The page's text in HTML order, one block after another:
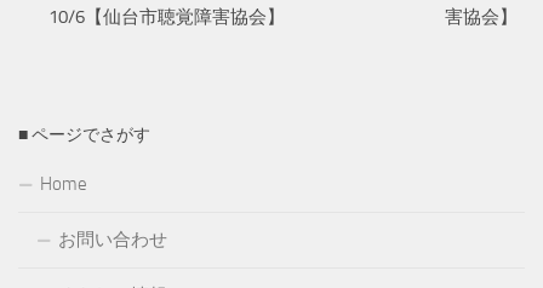
10/6【仙台市聴覚障害協会】
害協会】
■ ページでさがす
Home
お問い合わせ